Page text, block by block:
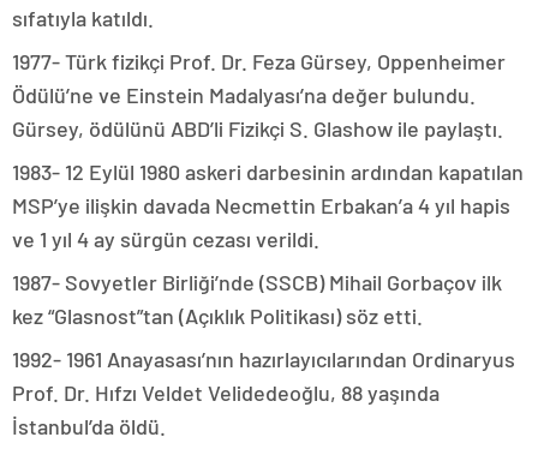
sıfatıyla katıldı.
1977- Türk fizikçi Prof. Dr. Feza Gürsey, Oppenheimer
Ödülü’ne ve Einstein Madalyası’na değer bulundu.
Gürsey, ödülünü ABD’li Fizikçi S. Glashow ile paylaştı.
1983- 12 Eylül 1980 askeri darbesinin ardından kapatılan
MSP’ye ilişkin davada Necmettin Erbakan’a 4 yıl hapis
ve 1 yıl 4 ay sürgün cezası verildi.
1987- Sovyetler Birliği’nde (SSCB) Mihail Gorbaçov ilk
kez “Glasnost”tan (Açıklık Politikası) söz etti.
1992- 1961 Anayasası’nın hazırlayıcılarından Ordinaryus
Prof. Dr. Hıfzı Veldet Velidedeoğlu, 88 yaşında
İstanbul’da öldü.